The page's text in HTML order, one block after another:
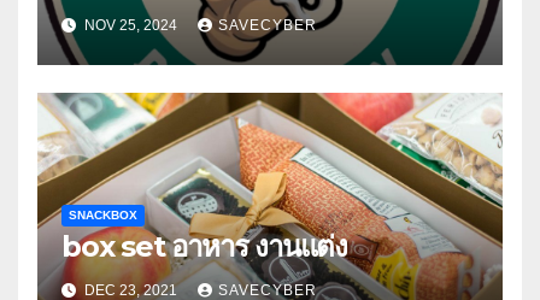
NOV 25, 2024 SAVECYBER
SNACKBOX
box set อาหาร งานแต่ง
DEC 23, 2021 SAVECYBER